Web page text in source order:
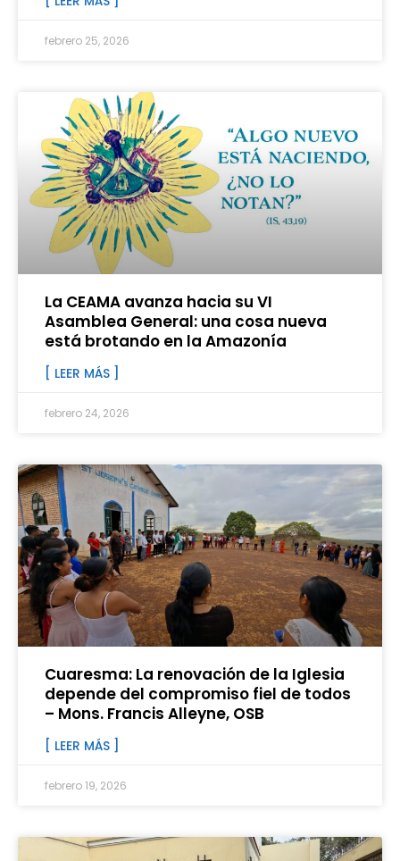
febrero 25, 2026
La CEAMA avanza hacia su VI
Asamblea General: una cosa nueva
está brotando en la Amazonía
[ LEER MÁS ]
febrero 24, 2026
Cuaresma: La renovación de la Iglesia
depende del compromiso fiel de todos
– Mons. Francis Alleyne, OSB
[ LEER MÁS ]
febrero 19, 2026